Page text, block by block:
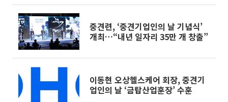
중견련, ‘중견기업인의 날 기념식’
개최…“내년 일자리 35만 개 창출”
이동현 오상헬스케어 회장, 중견기
업인의 날 ‘금탑산업훈장’ 수훈